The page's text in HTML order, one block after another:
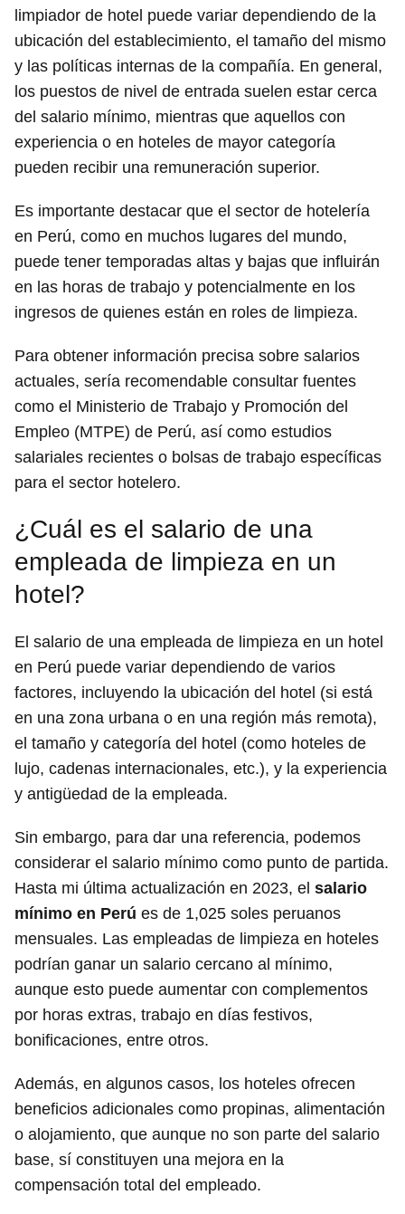
limpiador de hotel puede variar dependiendo de la
ubicación del establecimiento, el tamaño del mismo
y las políticas internas de la compañía. En general,
los puestos de nivel de entrada suelen estar cerca
del salario mínimo, mientras que aquellos con
experiencia o en hoteles de mayor categoría
pueden recibir una remuneración superior.
Es importante destacar que el sector de hotelería
en Perú, como en muchos lugares del mundo,
puede tener temporadas altas y bajas que influirán
en las horas de trabajo y potencialmente en los
ingresos de quienes están en roles de limpieza.
Para obtener información precisa sobre salarios
actuales, sería recomendable consultar fuentes
como el Ministerio de Trabajo y Promoción del
Empleo (MTPE) de Perú, así como estudios
salariales recientes o bolsas de trabajo específicas
para el sector hotelero.
¿Cuál es el salario de una
empleada de limpieza en un
hotel?
El salario de una empleada de limpieza en un hotel
en Perú puede variar dependiendo de varios
factores, incluyendo la ubicación del hotel (si está
en una zona urbana o en una región más remota),
el tamaño y categoría del hotel (como hoteles de
lujo, cadenas internacionales, etc.), y la experiencia
y antigüedad de la empleada.
Sin embargo, para dar una referencia, podemos
considerar el salario mínimo como punto de partida.
Hasta mi última actualización en 2023, el salario
mínimo en Perú es de 1,025 soles peruanos
mensuales. Las empleadas de limpieza en hoteles
podrían ganar un salario cercano al mínimo,
aunque esto puede aumentar con complementos
por horas extras, trabajo en días festivos,
bonificaciones, entre otros.
Además, en algunos casos, los hoteles ofrecen
beneficios adicionales como propinas, alimentación
o alojamiento, que aunque no son parte del salario
base, sí constituyen una mejora en la
compensación total del empleado.